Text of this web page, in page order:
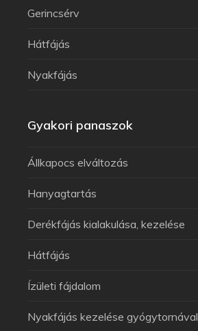
Gerincsérv
Hátfájás
Nyakfájás
Gyakori panaszok
Állkapocs elváltozás
Hanyagtartás
Derékfájás kialakulása, kezelése
Hátfájás
Ízületi fájdalom
Nyakfájás kezelése gyógytornával